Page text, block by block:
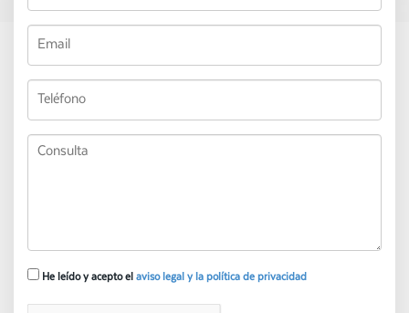
He leído y acepto el aviso legal y la política de privacidad